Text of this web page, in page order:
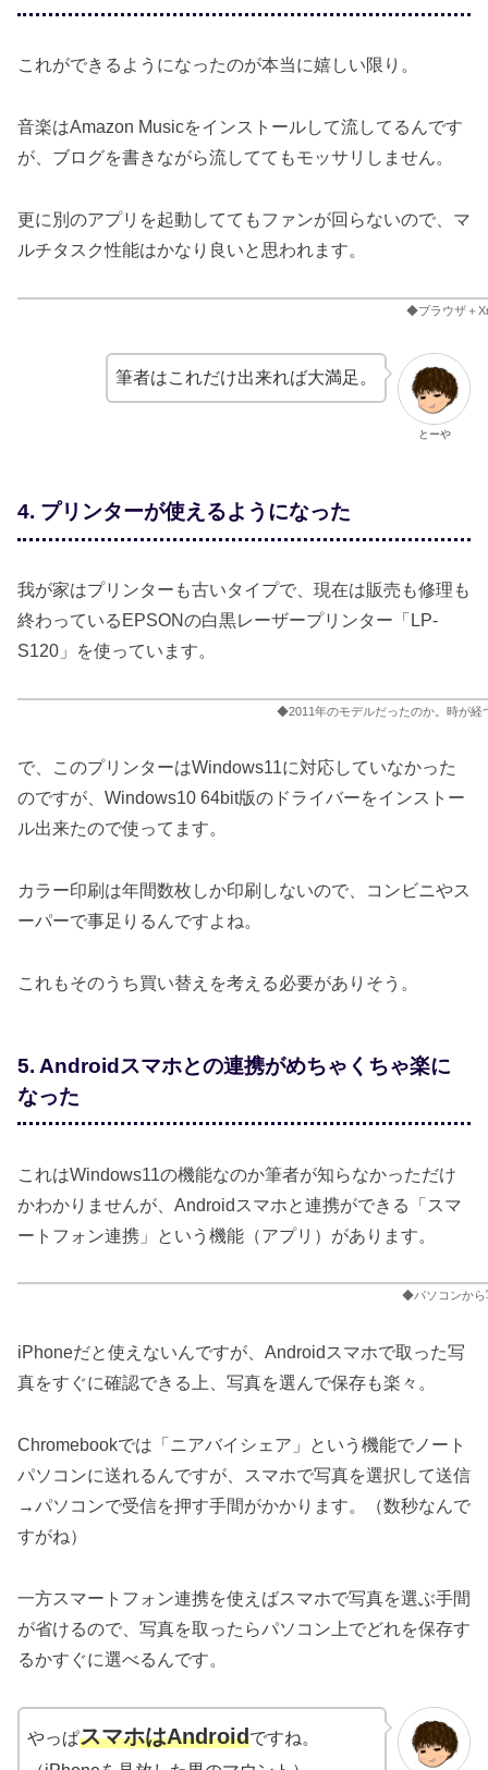
これができるようになったのが本当に嬉しい限り。
音楽はAmazon Musicをインストールして流してるんです
が、ブログを書きながら流しててもモッサリしません。
更に別のアプリを起動しててもファンが回らないので、マ
ルチタスク性能はかなり良いと思われます。
◆ブラウザ＋
とーや
筆者はこれだけ出来れば大満足。
4. プリンターが使えるようになった
我が家はプリンターも古いタイプで、現在は販売も修理も
終わっているEPSONの白黒レーザープリンター「LP-
S120」を使っています。
◆2011年のモデルだったのか。時が経
で、このプリンターはWindows11に対応していなかった
のですが、Windows10 64bit版のドライバーをインストー
ル出来たので使ってます。
カラー印刷は年間数枚しか印刷しないので、コンビニやス
ーパーで事足りるんですよね。
これもそのうち買い替えを考える必要がありそう。
5. Androidスマホとの連携がめちゃくちゃ楽に
なった
これはWindows11の機能なのか筆者が知らなかっただけ
かわかりませんが、Androidスマホと連携ができる「スマ
ートフォン連携」という機能（アプリ）があります。
◆パソコンから
iPhoneだと使えないんですが、Androidスマホで取った写
真をすぐに確認できる上、写真を選んで保存も楽々。
Chromebookでは「ニアバイシェア」という機能でノート
パソコンに送れるんですが、スマホで写真を選択して送信
→パソコンで受信を押す手間がかかります。（数秒なんで
すがね）
一方スマートフォン連携を使えばスマホで写真を選ぶ手間
が省けるので、写真を取ったらパソコン上でどれを保存す
るかすぐに選べるんです。
やっぱスマホはAndroidですね。